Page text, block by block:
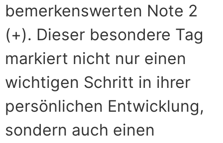
bemerkenswerten Note 2
(+). Dieser besondere Tag
markiert nicht nur einen
wichtigen Schritt in ihrer
persönlichen Entwicklung,
sondern auch einen